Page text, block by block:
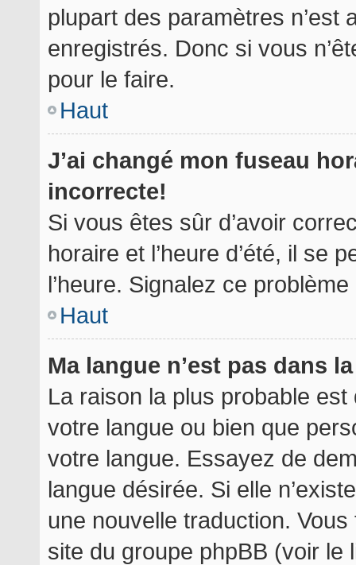
plupart des paramètres n’est
enregistrés. Donc si vous
pour le faire.
Haut
J’ai changé mon fuseau
incorrecte!
Si vous êtes sûr d’avoir
horaire et l’heure d’été, il se
l’heure. Signalez ce problème
Haut
Ma langue n’est pas dans
La raison la plus probable est
votre langue ou bien que
votre langue. Essayez de
langue désirée. Si elle
une nouvelle traduction.
site du groupe phpBB (voir le